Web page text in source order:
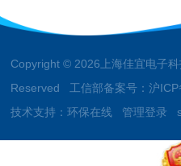
Copyright © 2026上海佳宜电子
Reserved 工信部备案号：沪
技术支持：环保在线 管理登录